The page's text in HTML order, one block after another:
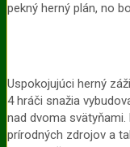
pekný herný plán, no
Uspokojujúci herný
4 hráči snažia
nad dvoma
prírodných zdrojov a